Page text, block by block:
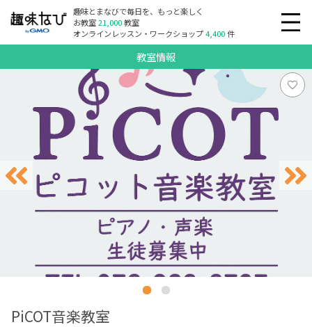
趣味とまなびで毎日を、もっと楽しく
お教室21,000教室
オンラインレッスン・ワークショップ4,400件
教室情報
PiCOT音楽教室